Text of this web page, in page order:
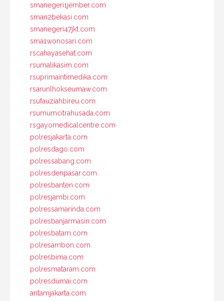
smanegeri1jember.com
sman2bekasi.com
smanegeri47jkt.com
sma1wonosari.com
rscahayasehat.com
rsumalikasim.com
rsuprimaintimedika.com
rsarunlhokseumaw.com
rsufauziahbireu.com
rsumumcitrahusada.com
rsgayomedicalcentre.com
polresjakarta.com
polresdago.com
polressabang.com
polresdenpasar.com
polresbanten.com
polresjambi.com
polressamarinda.com
polresbanjarmasin.com
polresbatam.com
polresambon.com
polresbima.com
polresmataram.com
polresdumai.com
antamjakarta.com